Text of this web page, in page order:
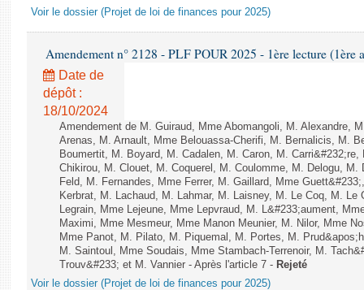
Voir le dossier (Projet de loi de finances pour 2025)
Amendement n° 2128 - PLF POUR 2025 - 1ère lecture (1ère
Date de
dépôt :
18/10/2024
Amendement de M. Guiraud, Mme Abomangoli, M. Alexandre,
Arenas, M. Arnault, Mme Belouassa-Cherifi, M. Bernalicis, M.
Boumertit, M. Boyard, M. Cadalen, M. Caron, M.
Chikirou, M. Clouet, M. Coquerel, M. Coulomme, M. Delogu, M.
Feld, M. Fernandes, Mme Ferrer, M. Gaillard, Mme
Kerbrat, M. Lachaud, M. Lahmar, M. Laisney, M. Le Coq, M. Le
Legrain, Mme Lejeune, Mme Lepvraud, M. L&#233;aument,
Maximi, Mme Mesmeur, Mme Manon Meunier, M. Nilor, Mme
Mme Panot, M. Pilato, M. Piquemal, M. Portes, M.
M. Saintoul, Mme Soudais, Mme Stambach-Terrenoir, M.
Trouv&#233; et M. Vannier - Après l'article 7 - Rejeté
Voir le dossier (Projet de loi de finances pour 2025)